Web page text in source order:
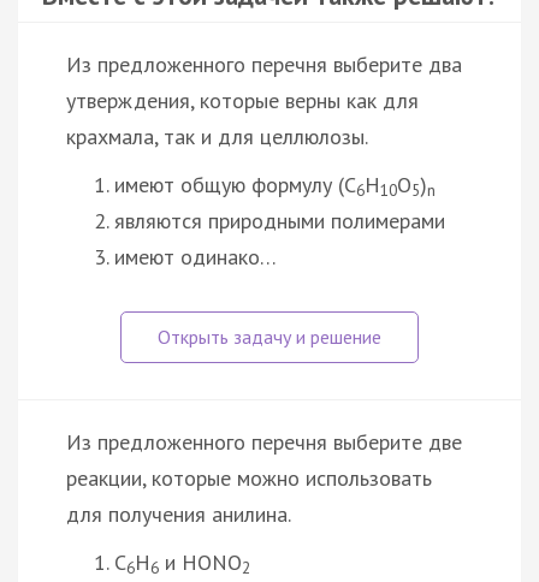
Из предложенного перечня выберите два
утверждения, которые верны как для
крахмала, так и для целлюлозы.
имеют общую формулу (C6H10O5)n
являются природными полимерами
имеют одинако…
Из предложенного перечня выберите две
реакции, которые можно использовать
для получения анилина.
C6H6 и HONO2